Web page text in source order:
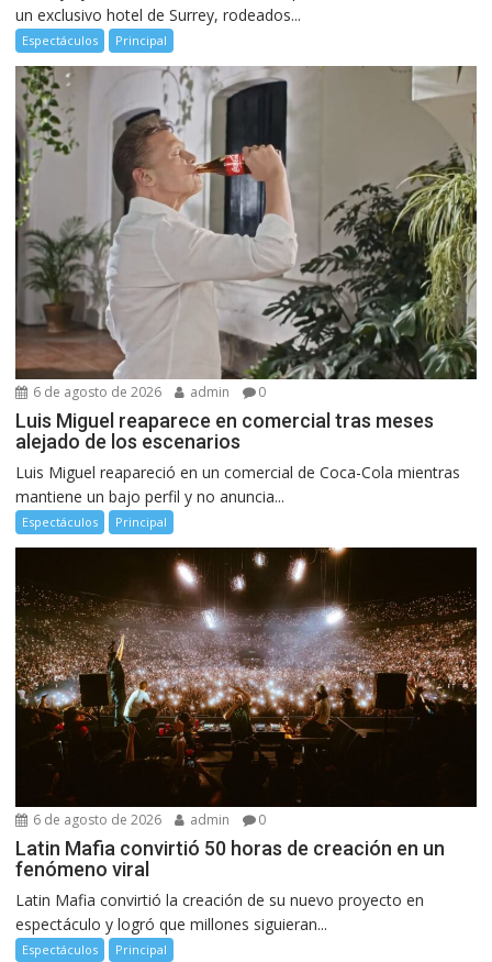
un exclusivo hotel de Surrey, rodeados...
Espectáculos Principal
6 de agosto de 2026 admin 0
Luis Miguel reaparece en comercial tras meses
alejado de los escenarios
Luis Miguel reapareció en un comercial de Coca-Cola mientras
mantiene un bajo perfil y no anuncia...
Espectáculos Principal
6 de agosto de 2026 admin 0
Latin Mafia convirtió 50 horas de creación en un
fenómeno viral
Latin Mafia convirtió la creación de su nuevo proyecto en
espectáculo y logró que millones siguieran...
Espectáculos Principal